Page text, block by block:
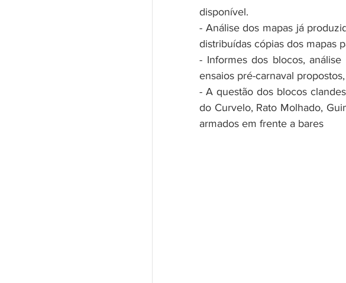
disponível.
- Análise dos mapas já
distribuídas cópias dos mapas
- Informes dos blocos,
ensaios pré-carnaval
- A questão dos blocos
do Curvelo, Rato Molhado,
armados em frente a bares